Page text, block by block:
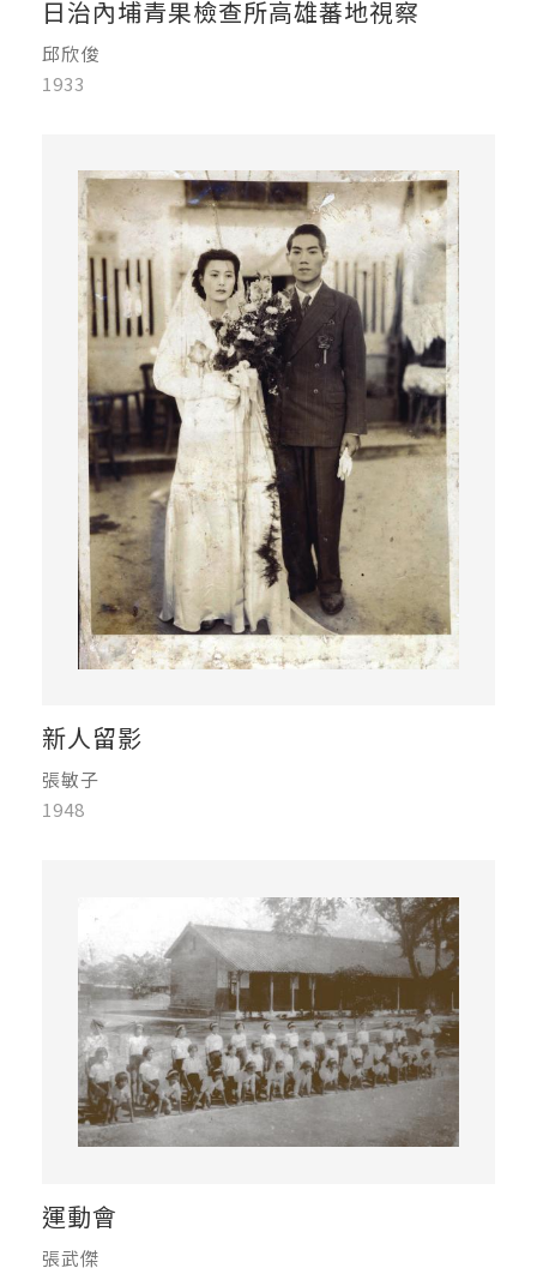
日治內埔青果檢查所高雄蕃地視察
邱欣俊
1933
新人留影
張敏子
1948
運動會
張武傑